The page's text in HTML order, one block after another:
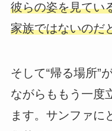
彼らの姿を見てい
家族ではないのだ
そして“帰る場所”
ながらももう一度
ます。サンファに